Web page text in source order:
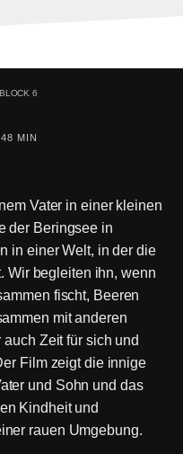
6
MIN
Vater in einer kleinen
der Beringsee in
in einer Welt, in der die
Wir begleiten ihn, wenn
fischt, Beeren
mit anderen
Zeit für sich und
Film zeigt die innige
und Sohn und das
Kindheit und
rauen Umgebung.